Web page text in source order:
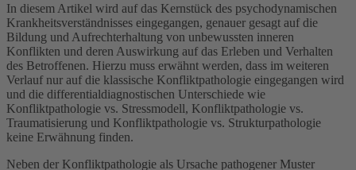
In diesem Artikel wird auf das Kernstück des psychodynamischen
Krankheitsverständnisses eingegangen, genauer gesagt auf die
Bildung und Aufrechterhaltung von unbewussten inneren
Konflikten und deren Auswirkung auf das Erleben und Verhalten
des Betroffenen. Hierzu muss erwähnt werden, dass im weiteren
Verlauf nur auf die klassische Konfliktpathologie eingegangen wird
und die differentialdiagnostischen Unterschiede wie
Konfliktpathologie vs. Stressmodell, Konfliktpathologie vs.
Traumatisierung und Konfliktpathologie vs. Strukturpathologie
keine Erwähnung finden.
Neben der Konfliktpathologie als Ursache pathogener Muster